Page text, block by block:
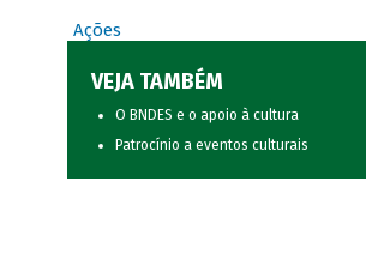
Ações
VEJA TAMBÉM
O BNDES e o apoio à cultura
Patrocínio a eventos culturais